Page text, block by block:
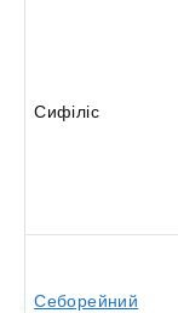
Сифіліс
Себорейний